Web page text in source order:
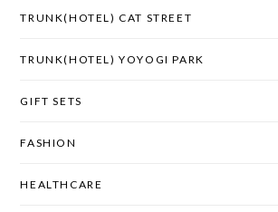
TRUNK(HOTEL) CAT STREET
TRUNK(HOTEL) YOYOGI PARK
GIFT SETS
FASHION
HEALTHCARE